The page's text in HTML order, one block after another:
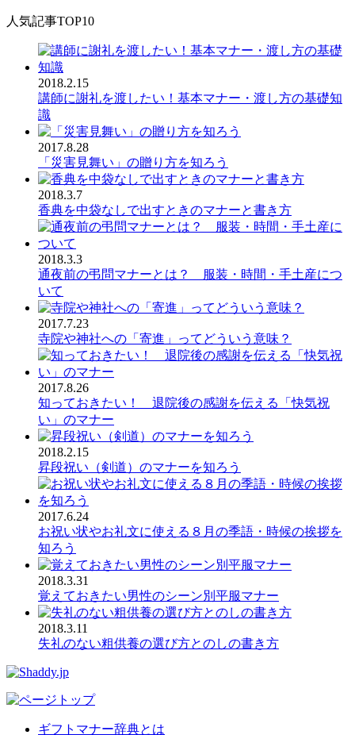
人気記事TOP10
2018.2.15
講師に謝礼を渡したい！基本マナー・渡し方の基礎知
識
2017.8.28
「災害見舞い」の贈り方を知ろう
2018.3.7
香典を中袋なしで出すときのマナーと書き方
2018.3.3
通夜前の弔問マナーとは？ 服装・時間・手土産につ
いて
2017.7.23
寺院や神社への「寄進」ってどういう意味？
2017.8.26
知っておきたい！ 退院後の感謝を伝える「快気祝
い」のマナー
2018.2.15
昇段祝い（剣道）のマナーを知ろう
2017.6.24
お祝い状やお礼文に使える８月の季語・時候の挨拶を
知ろう
2018.3.31
覚えておきたい男性のシーン別平服マナー
2018.3.11
失礼のない粗供養の選び方とのしの書き方
ギフトマナー辞典とは